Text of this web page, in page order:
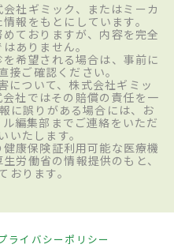
社ギミック、またはミーカ
報をもとにしています。
ておりますが、内容を完全
ありません。
希望される場合は、事前に
接ご確認ください。
について、株式会社ギミッ
社ではその賠償の責任を一
に誤りがある場合には、お
編集部までご連絡をいただ
いたします。
康保険証利用可能な医療機
労働省の情報提供のもと、
おります。
ライバシーポリシー